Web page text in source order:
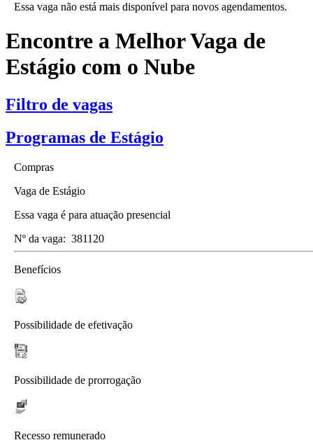
Essa vaga não está mais disponível para novos agendamentos.
Encontre a Melhor Vaga de
Estágio com o Nube
Filtro de vagas
Programas de Estágio
Compras
Vaga de Estágio
Essa vaga é para atuação presencial
Nº da vaga: 381120
Benefícios
Possibilidade de efetivação
Possibilidade de prorrogação
Recesso remunerado